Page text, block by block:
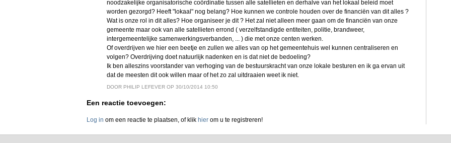
noodzakelijke organisatorische coördinatie tussen alle satellieten en derhalve van het lokaal beleid moet
worden gezorgd? Heeft "lokaal" nog belang? Hoe kunnen we controle houden over de financiën van dit alles ?
Wat is onze rol in dit alles? Hoe organiseer je dit ? Het zal niet alleen meer gaan om de financiën van onze
gemeente maar ook van alle satellieten errond ( verzelfstandigde entiteiten, politie, brandweer,
intergemeentelijke samenwerkingsverbanden, ... ) die met onze centen werken.
Of overdrijven we hier een beetje en zullen we alles van op het gemeentehuis wel kunnen centraliseren en
volgen? Overdrijving doet natuurlijk nadenken en is dat niet de bedoeling?
Ik ben alleszins voorstander van verhoging van de bestuurskracht van onze lokale besturen en ik ga ervan uit
dat de meesten dit ook willen maar of het zo zal uitdraaien weet ik niet.
DOOR PHILIP LEFEVER OP 30/10/2014 10:50
Een reactie toevoegen:
Log in om een reactie te plaatsen, of klik hier om u te registreren!